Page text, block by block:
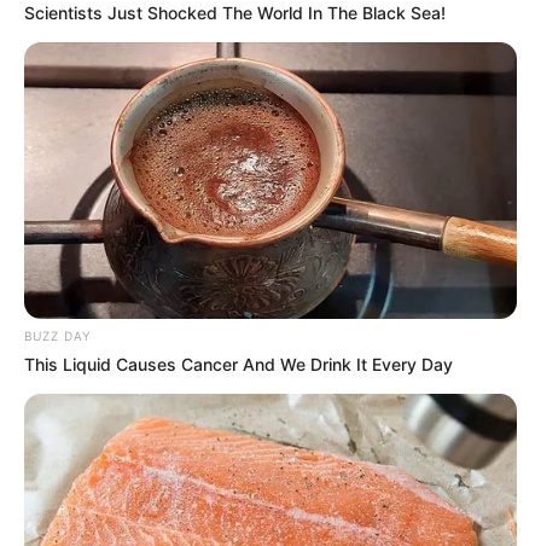
Scientists Just Shocked The World In The Black Sea!
BUZZ DAY
This Liquid Causes Cancer And We Drink It Every Day